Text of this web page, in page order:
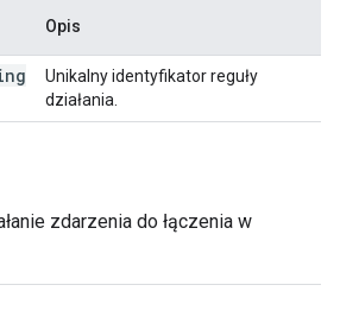
Opis
Unikalny identyfikator reguły
działania.
zdarzenia do łączenia w